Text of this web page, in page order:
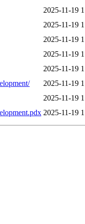
2025-11-19
2025-11-19
2025-11-19
2025-11-19
2025-11-19
2025-11-19
2025-11-19
2025-11-19